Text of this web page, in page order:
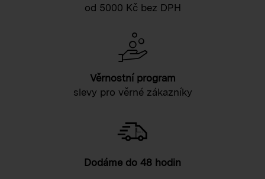
od 5000 Kč bez DPH
Věrnostní program
slevy pro věrné zákazníky
Dodáme do 48 hodin